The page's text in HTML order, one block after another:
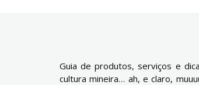
Guia de produtos, serviços e
cultura mineira… ah, e claro,